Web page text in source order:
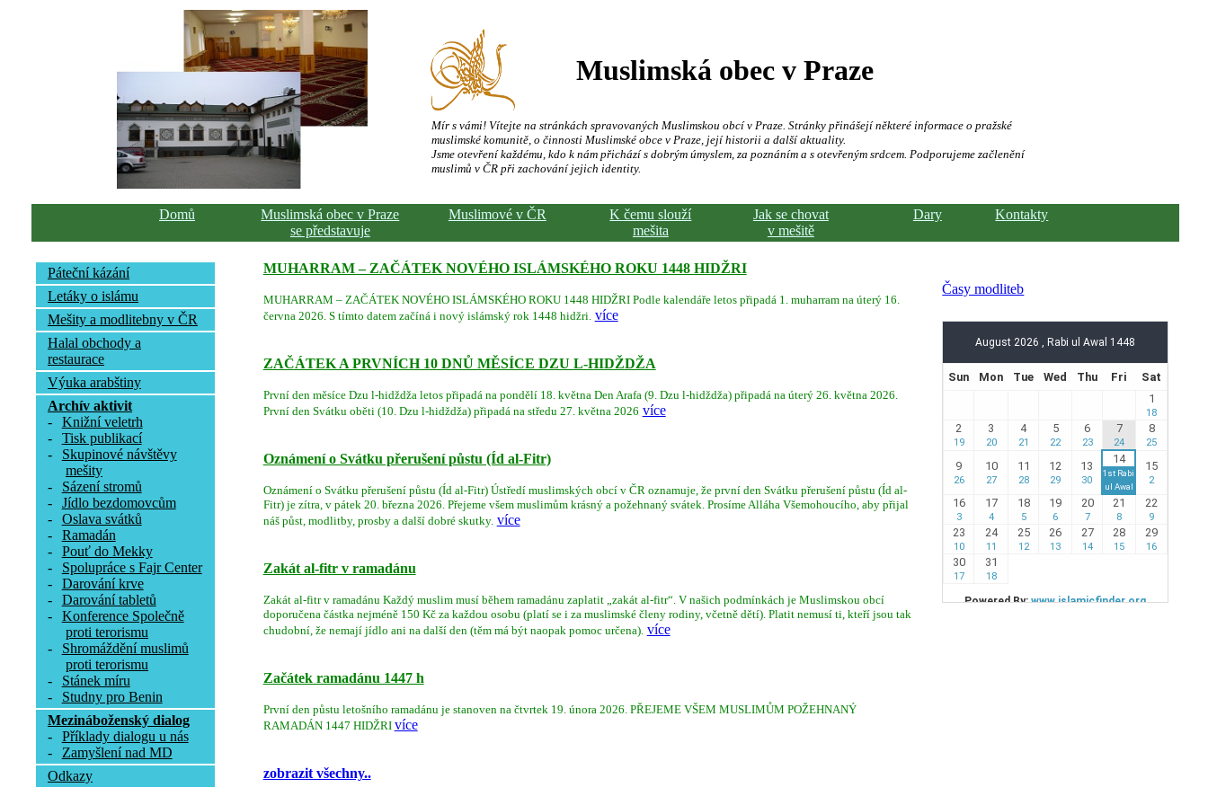
Muslimská obec v Praze
Mír s vámi! Vítejte na stránkách spravovaných Muslimskou obcí v Praze. Stránky přinášejí některé informace o pražské
muslimské komunitě, o činnosti Muslimské obce v Praze, její historii a další aktuality.
Jsme otevření každému, kdo k nám přichází s dobrým úmyslem, za poznáním a s otevřeným srdcem. Podporujeme začlenění
muslimů v ČR při zachování jejich identity.
Domů
Muslimská obec v Praze
se představuje
Muslimové v ČR
K čemu slouží
mešita
Jak se chovat
v mešitě
Dary Kontakty
Páteční kázání
Letáky o islámu
Mešity a modlitebny v ČR
Halal obchody a
restaurace
Výuka arabštiny
Archív aktivit
-
Knižní veletrh
-
Tisk publikací
-
Skupinové návštěvy
mešity
-
Sázení stromů
-
Jídlo bezdomovcům
-
Oslava svátků
-
Ramadán
-
Pouť do Mekky
-
Spolupráce s Fajr Center
-
Darování krve
-
Darování tabletů
-
Konference Společně
proti terorismu
-
Shromáždění muslimů
proti terorismu
-
Stánek míru
-
Studny pro Benin
Mezináboženský dialog
-
Příklady dialogu u nás
-
Zamyšlení nad MD
Odkazy
MUHARRAM – ZAČÁTEK NOVÉHO ISLÁMSKÉHO ROKU 1448 HIDŽRI
MUHARRAM – ZAČÁTEK NOVÉHO ISLÁMSKÉHO ROKU 1448 HIDŽRI Podle kalendáře letos připadá 1. muharram na úterý 16.
června 2026. S tímto datem začíná i nový islámský rok 1448 hidžri. více
ZAČÁTEK A PRVNÍCH 10 DNŮ MĚSÍCE DZU L-HIDŽDŽA
První den měsíce Dzu l-hidždža letos připadá na pondělí 18. května Den Arafa (9. Dzu l-hidždža) připadá na úterý 26. května 2026.
První den Svátku oběti (10. Dzu l-hidždža) připadá na středu 27. května 2026 více
Oznámení o Svátku přerušení půstu (Íd al-Fitr)
Oznámení o Svátku přerušení půstu (Íd al-Fitr) Ústředí muslimských obcí v ČR oznamuje, že první den Svátku přerušení půstu (Íd al-
Fitr) je zítra, v pátek 20. března 2026. Přejeme všem muslimům krásný a požehnaný svátek. Prosíme Alláha Všemohoucího, aby přijal
náš půst, modlitby, prosby a další dobré skutky. více
Zakát al-fitr v ramadánu
Zakát al-fitr v ramadánu Každý muslim musí během ramadánu zaplatit „zakát al-fitr“. V našich podmínkách je Muslimskou obcí
doporučena částka nejméně 150 Kč za každou osobu (platí se i za muslimské členy rodiny, včetně dětí). Platit nemusí ti, kteří jsou tak
chudobní, že nemají jídlo ani na další den (těm má být naopak pomoc určena). více
Začátek ramadánu 1447 h
První den půstu letošního ramadánu je stanoven na čtvrtek 19. února 2026. PŘEJEME VŠEM MUSLIMŮM POŽEHNANÝ
RAMADÁN 1447 HIDŽRI více
zobrazit všechny..
Časy modliteb